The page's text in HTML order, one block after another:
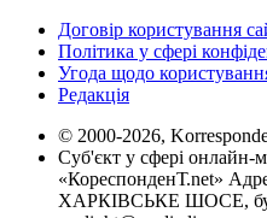
Договір користування
Політика у сфері
Угода щодо
Редакція
© 2000-2026,
Суб'єкт у сфері онлайн-
«КореспонденТ.net»
ХАРКІВСЬКЕ ШОСЕ,